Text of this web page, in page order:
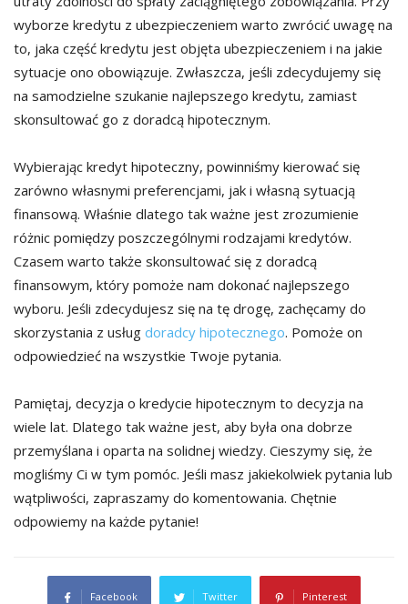
wyborze kredytu z ubezpieczeniem warto zwrócić uwagę na
to, jaka część kredytu jest objęta ubezpieczeniem i na jakie
sytuacje ono obowiązuje. Zwłaszcza, jeśli zdecydujemy się
na samodzielne szukanie najlepszego kredytu, zamiast
skonsultować go z doradcą hipotecznym.
Wybierając kredyt hipoteczny, powinniśmy kierować się
zarówno własnymi preferencjami, jak i własną sytuacją
finansową. Właśnie dlatego tak ważne jest zrozumienie
różnic pomiędzy poszczególnymi rodzajami kredytów.
Czasem warto także skonsultować się z doradcą
finansowym, który pomoże nam dokonać najlepszego
wyboru. Jeśli zdecydujesz się na tę drogę, zachęcamy do
skorzystania z usług doradcy hipotecznego. Pomoże on
odpowiedzieć na wszystkie Twoje pytania.
Pamiętaj, decyzja o kredycie hipotecznym to decyzja na
wiele lat. Dlatego tak ważne jest, aby była ona dobrze
przemyślana i oparta na solidnej wiedzy. Cieszymy się, że
mogliśmy Ci w tym pomóc. Jeśli masz jakiekolwiek pytania lub
wątpliwości, zapraszamy do komentowania. Chętnie
odpowiemy na każde pytanie!
Facebook Twitter Pinterest